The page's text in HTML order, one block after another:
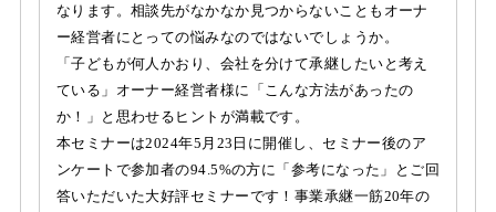
なります。相談先がなかなか見つからないこともオーナ
ー経営者にとっての悩みなのではないでしょうか。
「子どもが何人かおり、会社を分けて承継したいと考え
ている」オーナー経営者様に「こんな方法があったの
か！」と思わせるヒントが満載です。
本セミナーは2024年5月23日に開催し、セミナー後のア
ンケートで参加者の94.5%の方に「参考になった」とご回
答いただいた大好評セミナーです！事業承継一筋20年の